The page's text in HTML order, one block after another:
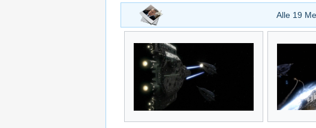
Alle 19